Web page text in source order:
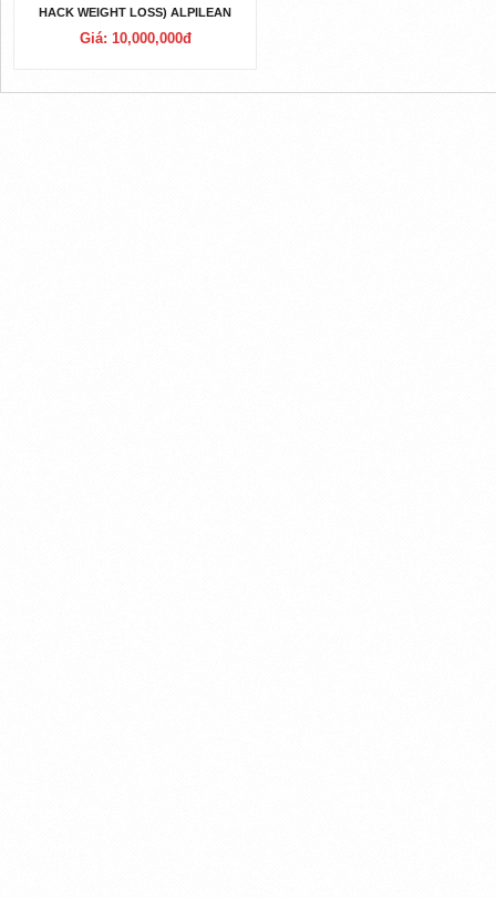
HACK WEIGHT LOSS) ALPILEAN
WEIGHT LOSS SUPPLEMENT
WEBSITE)
Giá: 10,000,000đ